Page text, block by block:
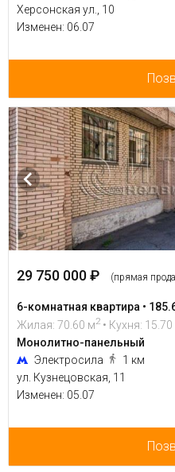
Херсонская ул., 10
Изменен: 06.07
29 750 000 ₽ (прямая
6-комнатная квартира •
Жилая: 70.60 м2 • Кухня:
Монолитно-панельный
Электросила
1 км
ул. Кузнецовская, 11
Изменен: 05.07